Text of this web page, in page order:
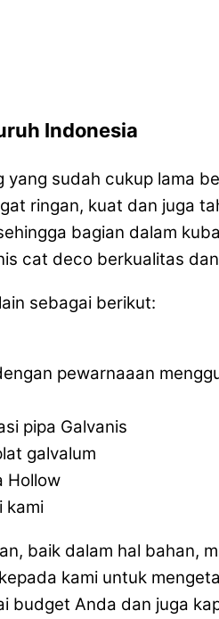
Indonesia
sudah cukup lama
ringan, kuat dan juga
bagian dalam
cat deco berkualitas
sebagai berikut:
pewarnaaan
pipa Galvanis
galvalum
Hollow
kami
baik dalam hal bahan,
kami untuk
Anda dan juga